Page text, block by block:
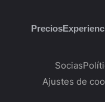
Precios
Socias
Ajustes de